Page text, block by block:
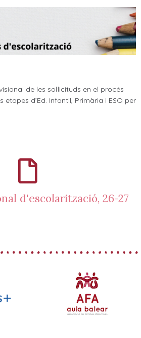
de les sol·licituds en el procés
etapes d’Ed. Infantil, Primària i ESO per
d'escolarització, 26-27